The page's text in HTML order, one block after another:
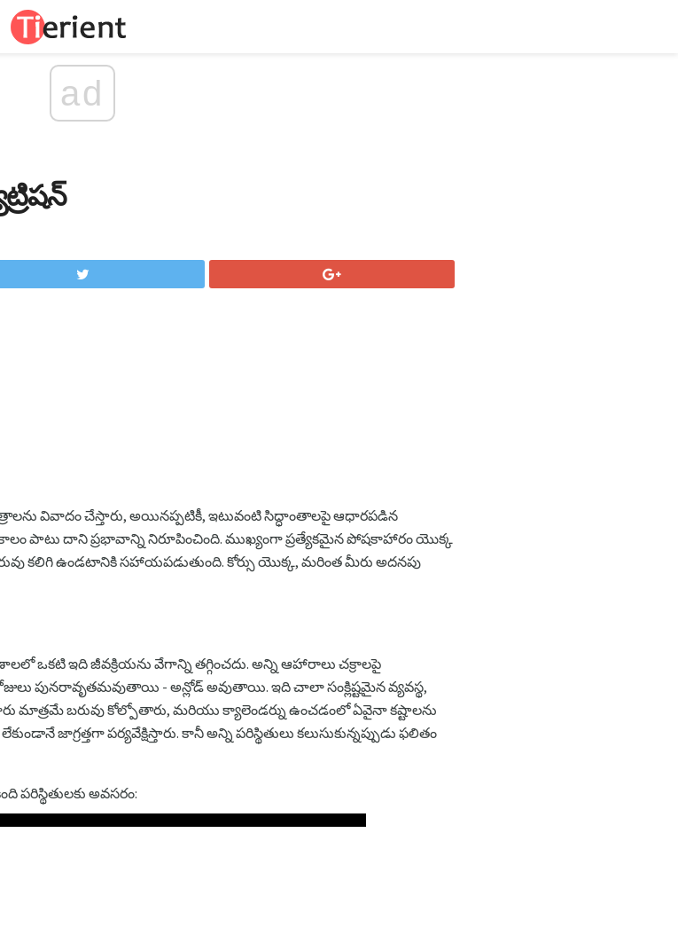
ad
వివాదం చేస్తారు, అయినప్పటికీ, ఇటువంటి సిద్ధాంతాలపై ఆధారపడిన
పాటు దాని ప్రభావాన్ని నిరూపించింది. ముఖ్యంగా ప్రత్యేకమైన పోషకాహారం యొక్క
కలిగి ఉండటానికి సహాయపడుతుంది. కోర్సు యొక్క, మరింత మీరు అదనపు
ఒకటి ఇది జీవక్రియను వేగాన్ని తగ్గించదు. అన్ని ఆహారాలు చక్రాలపై
పునరావృతమవుతాయి - అన్లోడ్ అవుతాయి. ఇది చాలా సంక్లిష్టమైన వ్యవస్థ,
మాత్రమే బరువు కోల్పోతారు, మరియు క్యాలెండర్ను ఉంచడంలో ఏవైనా కష్టాలను
జాగ్రత్తగా పర్యవేక్షిస్తారు. కానీ అన్ని పరిస్థితులు కలుసుకున్నప్పుడు ఫలితం
పరిస్థితులకు అవసరం: